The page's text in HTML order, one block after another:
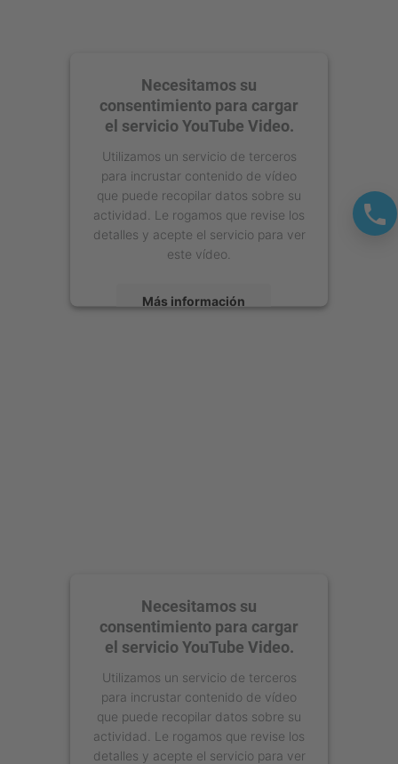
Necesitamos su
consentimiento para cargar
el servicio YouTube Video.
Utilizamos un servicio de terceros
para incrustar contenido de vídeo
que puede recopilar datos sobre su
actividad. Le rogamos que revise los
detalles y acepte el servicio para ver
este vídeo.
Más información
Necesitamos su
consentimiento para cargar
el servicio YouTube Video.
Utilizamos un servicio de terceros
para incrustar contenido de vídeo
que puede recopilar datos sobre su
actividad. Le rogamos que revise los
detalles y acepte el servicio para ver